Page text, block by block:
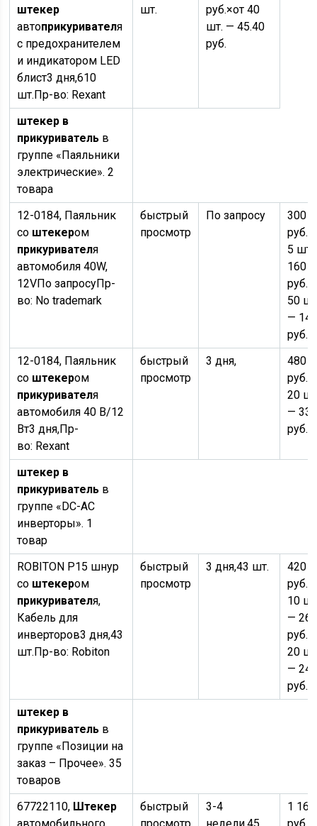
штекер
автоприкуривателя
с предохранителем
и индикатором LED
блист3 дня,610
шт.Пр-во: Rexant
шт.
руб.×от 40
шт. — 45.40
руб.
штекер в
прикуриватель в
группе «Паяльники
электрические». 2
товара
12-0184, Паяльник
со штекером
прикуривателя
автомобиля 40W,
12VПо запросуПр-
во: No trademark
быстрый
просмотр
По запросу
300
руб.
5
160
руб.
50
—
руб.
12-0184, Паяльник
со штекером
прикуривателя
автомобиля 40 В/12
Вт3 дня,Пр-
во: Rexant
быстрый
просмотр
3 дня,
480
руб.
20
—
руб.
штекер в
прикуриватель в
группе «DC-AC
инверторы». 1
товар
ROBITON P15 шнур
со штекером
прикуривателя,
Кабель для
инверторов3 дня,43
шт.Пр-во: Robiton
быстрый
просмотр
3 дня,43 шт.
420
руб.
10
—
руб.
20
—
руб.
штекер в
прикуриватель в
группе «Позиции на
заказ – Прочее». 35
товаров
67722110, Штекер
быстрый
3-4
1 160